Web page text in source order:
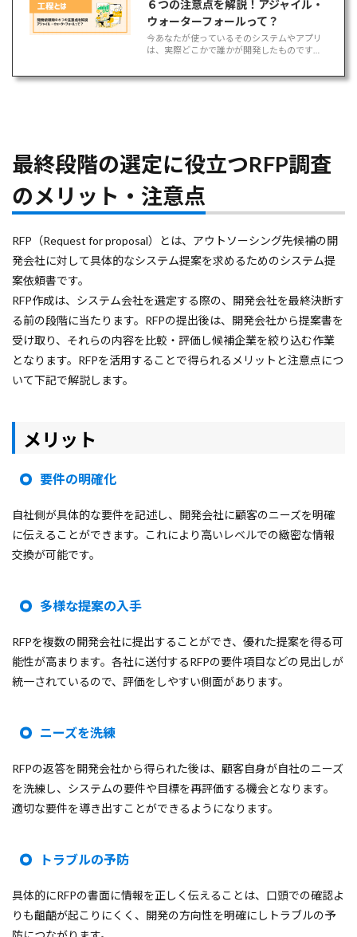
６つの注意点を解説！アジャイル・
ウォーターフォールって？
今あなたが使っているそのシステムやアプリ
は、実際どこかで誰かが開発したものです
こでは、システム開発の各工程、計画からリ
最終段階の選定に役立つRFP調査
のメリット・注意点
RFP（Request for proposal）とは、アウトソーシング先候補の開
発会社に対して具体的なシステム提案を求めるためのシステム提
案依頼書です。
RFP作成は、システム会社を選定する際の、開発会社を最終決断す
る前の段階に当たります。RFPの提出後は、開発会社から提案書を
受け取り、それらの内容を比較・評価し候補企業を絞り込む作業
となります。RFPを活用することで得られるメリットと注意点につ
いて下記で解説します。
メリット
要件の明確化
自社側が具体的な要件を記述し、開発会社に顧客のニーズを明確
に伝えることができます。これにより高いレベルでの緻密な情報
交換が可能です。
多様な提案の入手
RFPを複数の開発会社に提出することができ、優れた提案を得る可
能性が高まります。各社に送付するRFPの要件項目などの見出しが
統一されているので、評価をしやすい側面があります。
ニーズを洗練
RFPの返答を開発会社から得られた後は、顧客自身が自社のニーズ
を洗練し、システムの要件や目標を再評価する機会となります。
適切な要件を導き出すことができるようになります。
トラブルの予防
具体的にRFPの書面に情報を正しく伝えることは、口頭での確認よ
りも齟齬が起こりにくく、開発の方向性を明確にしトラブルの予